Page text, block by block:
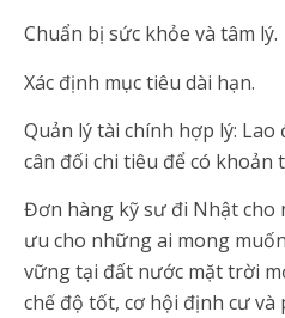
Chuẩn bị sức khỏe và tâm lý.
Xác định mục tiêu dài hạn.
Quản lý tài chính hợp lý:
cân đối chi tiêu để có khoản
Đơn hàng kỹ sư đi Nhật cho
ưu cho những ai mong
vững tại đất nước mặt trời
chế độ tốt, cơ hội định cư và